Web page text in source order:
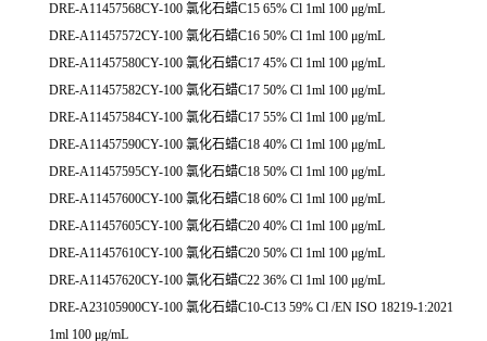
DRE-A11457568CY-100 氯化石蜡C15 65% Cl 1ml 100 μg/mL
DRE-A11457572CY-100 氯化石蜡C16 50% Cl 1ml 100 μg/mL
DRE-A11457580CY-100 氯化石蜡C17 45% Cl 1ml 100 μg/mL
DRE-A11457582CY-100 氯化石蜡C17 50% Cl 1ml 100 μg/mL
DRE-A11457584CY-100 氯化石蜡C17 55% Cl 1ml 100 μg/mL
DRE-A11457590CY-100 氯化石蜡C18 40% Cl 1ml 100 μg/mL
DRE-A11457595CY-100 氯化石蜡C18 50% Cl 1ml 100 μg/mL
DRE-A11457600CY-100 氯化石蜡C18 60% Cl 1ml 100 μg/mL
DRE-A11457605CY-100 氯化石蜡C20 40% Cl 1ml 100 μg/mL
DRE-A11457610CY-100 氯化石蜡C20 50% Cl 1ml 100 μg/mL
DRE-A11457620CY-100 氯化石蜡C22 36% Cl 1ml 100 μg/mL
DRE-A23105900CY-100 氯化石蜡C10-C13 59% Cl /EN ISO 18219-1:2021
1ml 100 μg/mL